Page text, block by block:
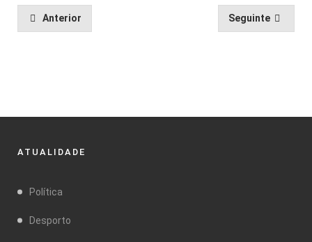
Anterior Seguinte
ATUALIDADE
Política
Desporto